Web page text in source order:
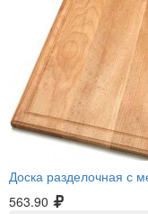
Доска разделочная с
563.90